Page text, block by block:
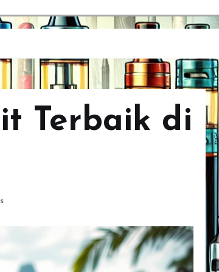
Terbaik di